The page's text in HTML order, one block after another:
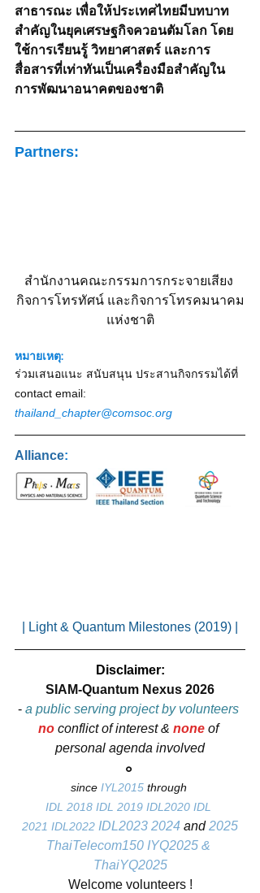
สาธารณะ เพื่อให้ประเทศไทยมีบทบาท
สำคัญในยุคเศรษฐกิจควอนตัมโลก โดย
ใช้การเรียนรู้ วิทยาศาสตร์ และการ
สื่อสารที่เท่าทันเป็นเครื่องมือสำคัญใน
การพัฒนาอนาคตของชาติ
Partners:
สํานักงานคณะกรรมการกระจายเสียง
กิจการโทรทัศน์ และกิจการโทรคมนาคม
แห่งชาติ
หมายเหตุ:
ร่วมเสนอแนะ สนับสนุน ประสานกิจกรรมได้ที่
contact email:
thailand_chapter@comsoc.org
Alliance:
Light & Quantum Milestones (2019)
Disclaimer:
SIAM-Quantum Nexus 2026
- a public serving project by volunteers
no conflict of interest & none of
personal agenda involved
๐
since IYL2015 through
IDL 2018 IDL 2019 IDL2020 IDL
2021 IDL2022 IDL2023 2024 and 2025
ThaiTelecom150 IYQ2025 &
ThaiYQ2025
Welcome volunteers !